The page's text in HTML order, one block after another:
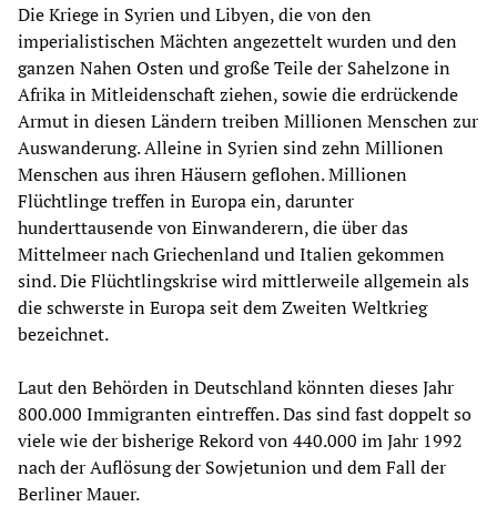
Die Kriege in Syrien und Libyen, die von den
imperialistischen Mächten angezettelt wurden und den
ganzen Nahen Osten und große Teile der Sahelzone in
Afrika in Mitleidenschaft ziehen, sowie die erdrückende
Armut in diesen Ländern treiben Millionen Menschen zur
Auswanderung. Alleine in Syrien sind zehn Millionen
Menschen aus ihren Häusern geflohen. Millionen
Flüchtlinge treffen in Europa ein, darunter
hunderttausende von Einwanderern, die über das
Mittelmeer nach Griechenland und Italien gekommen
sind. Die Flüchtlingskrise wird mittlerweile allgemein als
die schwerste in Europa seit dem Zweiten Weltkrieg
bezeichnet.
Laut den Behörden in Deutschland könnten dieses Jahr
800.000 Immigranten eintreffen. Das sind fast doppelt so
viele wie der bisherige Rekord von 440.000 im Jahr 1992
nach der Auflösung der Sowjetunion und dem Fall der
Berliner Mauer.